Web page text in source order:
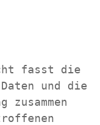
fasst die
und die